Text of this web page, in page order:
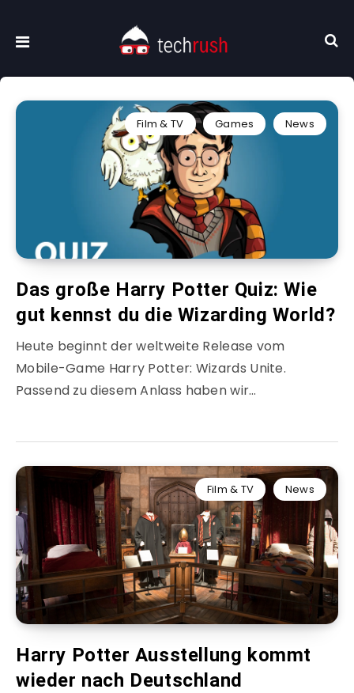
Film & TV Games News
Das große Harry Potter Quiz: Wie
gut kennst du die Wizarding World?
Heute beginnt der weltweite Release vom
Mobile-Game Harry Potter: Wizards Unite.
Passend zu diesem Anlass haben wir…
Film & TV News
Harry Potter Ausstellung kommt
wieder nach Deutschland